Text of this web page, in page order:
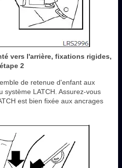
vers l'arrière, fixations rigides,
étape 2
de retenue d'enfant aux
système LATCH. Assurez-vous
est bien fixée aux ancrages